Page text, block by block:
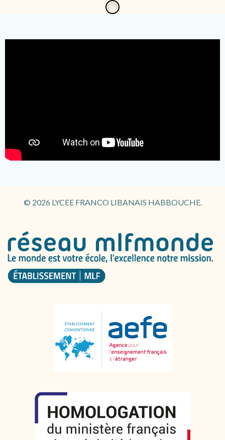
Aller
au
© 2026 LYCEE FRANCO LIBANAIS HABBOUCHE.